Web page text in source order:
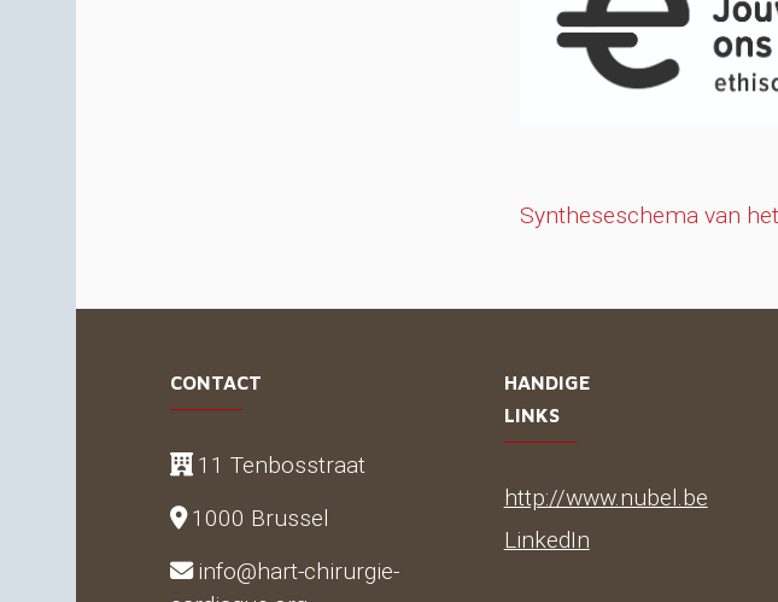
Syntheseschema van
CONTACT
11 Tenbosstraat
1000 Brussel
info@hart-chirurgie-
HANDIGE
LINKS
http://www.nubel.be
LinkedIn